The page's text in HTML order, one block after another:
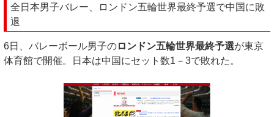
全日本男子バレー、ロンドン五輪世界最終予選で中国に敗
退
6日、バレーボール男子のロンドン五輪世界最終予選が東京
体育館で開催。日本は中国にセット数1－3で敗れた。